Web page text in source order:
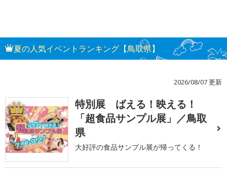
夏の人気イベントランキング【鳥取県】
2026/08/07 更新
1
特別展 ばえる！映える！
「超食品サンプル展」／鳥取
県
大好評の食品サンプル展が帰ってくる！